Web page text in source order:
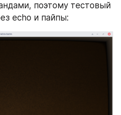
поэтому тестовый
echo и пайпы: